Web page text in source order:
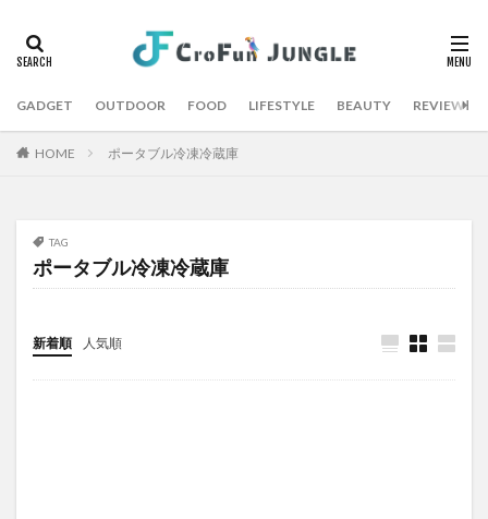
GADGET OUTDOOR FOOD LIFESTYLE BEAUTY REVIEW
HOME ポータブル冷凍冷蔵庫
TAG
ポータブル冷凍冷蔵庫
新着順 人気順